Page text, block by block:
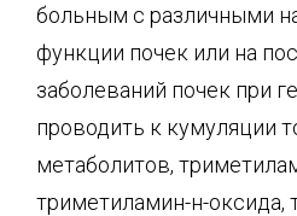
больным с различными
функции почек или на
заболеваний почек при
проводить к кумуляции
метаболитов,
триметиламин-н-оксида,